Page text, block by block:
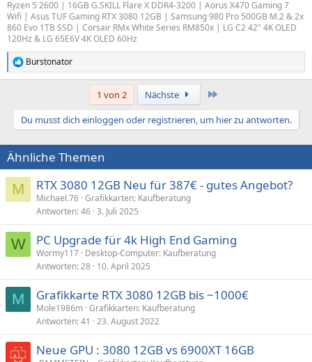
Ryzen 5 2600 | 16GB G.SKILL Flare X DDR4-3200 | Aorus X470 Gaming 7
Wifi | Asus TUF Gaming RTX 3080 12GB | Samsung 980 Pro 500GB M.2 & 2x
860 Evo 1TB SSD | Corsair RMx White Series RM850x | LG C2 42" 4K OLED
120Hz & LG 65E6V 4K OLED 60Hz
R
e
t
o
n
e
:
Burstonator
1 von 2 Nächste
Du musst dich einloggen oder registrieren, um hier zu antworten.
Ähnliche Themen
M RTX 3080 12GB Neu für 387€ - gutes Angebot?
Michael.76 Grafikkarten: Kaufberatung
Antworten 46 3. Juli 2025
W PC Upgrade für 4k High End Gaming
Wormy117 Desktop-Computer: Kaufberatung
Antworten 28 10. April 2025
M Grafikkarte RTX 3080 12GB bis ~1000€
Mole1986m Grafikkarten: Kaufberatung
Antworten 41 23. August 2022
Neue GPU : 3080 12GB vs 6900XT 16GB